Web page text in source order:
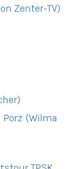
Zenter-TV)
Porz (Wilma